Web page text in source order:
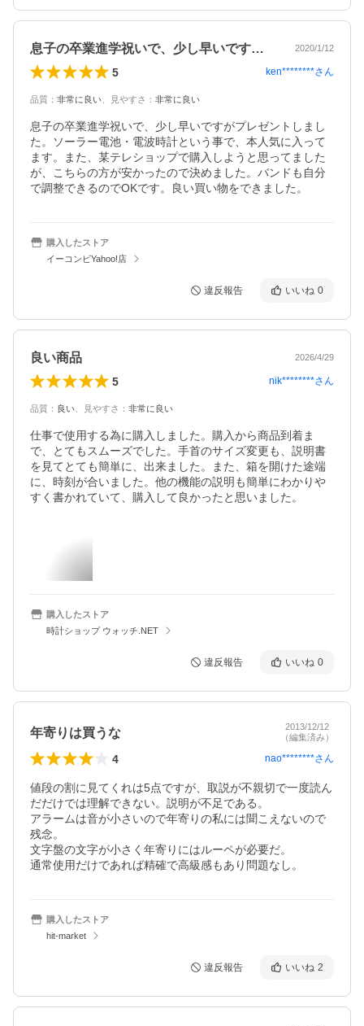
息子の卒業進学祝いで、少し早いですがプ… 2020/1/12
5 ken********さん
品質 ： 非常に良い 見やすさ ： 非常に良い
息子の卒業進学祝いで、少し早いですがプレゼントしまし
た。ソーラー電池・電波時計という事で、本人気に入って
ます。また、某テレショップで購入しようと思ってました
が、こちらの方が安かったので決めました。バンドも自分
で調整できるのでOKです。良い買い物をできました。
購入したストア
イーコンビYahoo!店
違反報告 いいね 0
良い商品 2026/4/29
5 nik********さん
品質 ： 良い 見やすさ ： 非常に良い
仕事で使用する為に購入しました。購入から商品到着ま
で、とてもスムーズでした。手首のサイズ変更も、説明書
を見てとても簡単に、出来ました。また、箱を開けた途端
に、時刻が合いました。他の機能の説明も簡単にわかりや
すく書かれていて、購入して良かったと思いました。
購入したストア
時計ショップ ウォッチ.NET
違反報告 いいね 0
年寄りは買うな
2013/12/12
（編集済み）
4 nao********さん
値段の割に見てくれは5点ですが、取説が不親切で一度読ん
だだけでは理解できない。説明が不足である。
アラームは音が小さいので年寄りの私には聞こえないので
残念。
文字盤の文字が小さく年寄りにはルーペが必要だ。
通常使用だけであれば精確で高級感もあり問題なし。
購入したストア
hit-market
違反報告 いいね 2